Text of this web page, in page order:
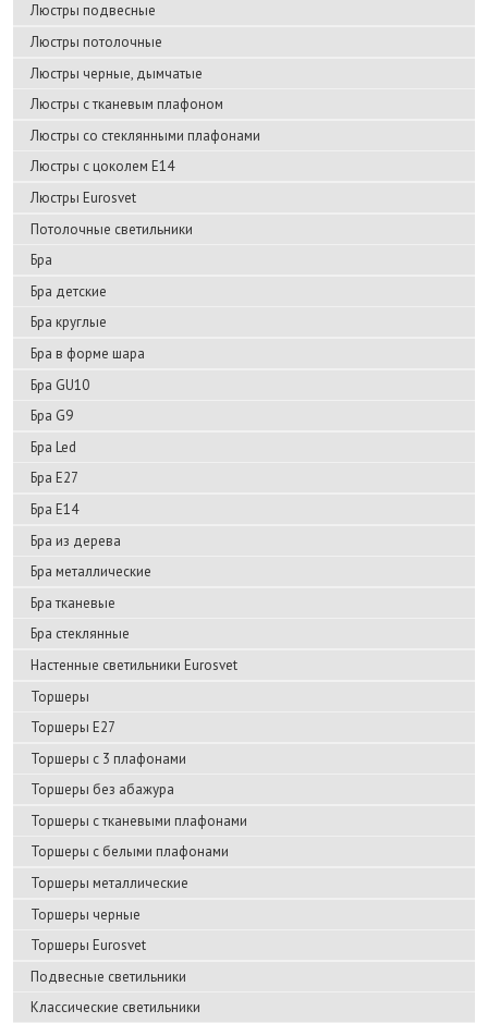
Люстры подвесные
Люстры потолочные
Люстры черные, дымчатые
Люстры с тканевым плафоном
Люстры со стеклянными плафонами
Люстры с цоколем E14
Люстры Eurosvet
Потолочные светильники
Бра
Бра детские
Бра круглые
Бра в форме шара
Бра GU10
Бра G9
Бра Led
Бра E27
Бра E14
Бра из дерева
Бра металлические
Бра тканевые
Бра стеклянные
Настенные светильники Eurosvet
Торшеры
Торшеры E27
Торшеры с 3 плафонами
Торшеры без абажура
Торшеры с тканевыми плафонами
Торшеры с белыми плафонами
Торшеры металлические
Торшеры черные
Торшеры Eurosvet
Подвесные светильники
Классические светильники